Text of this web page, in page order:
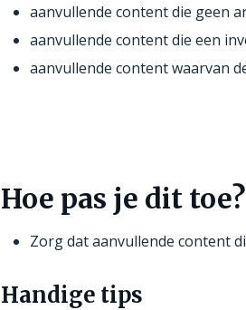
aanvullende content die geen
aanvullende content die een
aanvullende content waarvan
Hoe pas je dit toe?
Zorg dat aanvullende content
Handige tips